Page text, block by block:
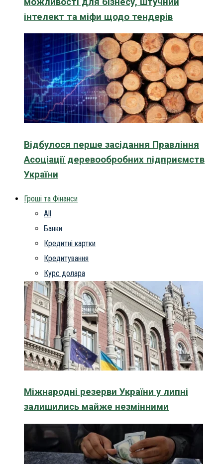
інтелект та міфи щодо тендерів
Відбулося перше засідання Правління
Асоціації деревообробних підприємств
України
Гроші та Фінанси
All
Банки
Кредитні картки
Кредитування
Курс долара
Міжнародні резерви України у липні
залишились майже незмінними